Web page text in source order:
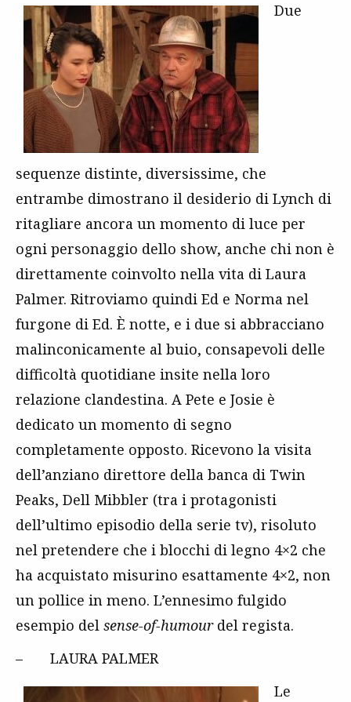
Due
sequenze distinte, diversissime, che
entrambe dimostrano il desiderio di Lynch di
ritagliare ancora un momento di luce per
ogni personaggio dello show, anche chi non è
direttamente coinvolto nella vita di Laura
Palmer. Ritroviamo quindi Ed e Norma nel
furgone di Ed. È notte, e i due si abbracciano
malinconicamente al buio, consapevoli delle
difficoltà quotidiane insite nella loro
relazione clandestina. A Pete e Josie è
dedicato un momento di segno
completamente opposto. Ricevono la visita
dell’anziano direttore della banca di Twin
Peaks, Dell Mibbler (tra i protagonisti
dell’ultimo episodio della serie tv), risoluto
nel pretendere che i blocchi di legno 4×2 che
ha acquistato misurino esattamente 4×2, non
un pollice in meno. L’ennesimo fulgido
esempio del sense-of-humourdel regista.
– LAURA PALMER
Le